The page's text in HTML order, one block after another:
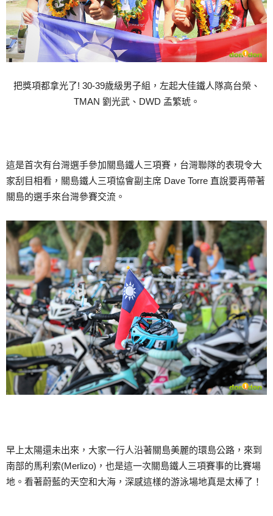
把獎項都拿光了! 30-39歲級男子組，左起大佳鐵人隊高台榮、
TMAN 劉光武、DWD 孟繁琥。
這是首次有台灣選手參加關島鐵人三項賽，台灣聯隊的表現令大
家刮目相看，關島鐵人三項協會副主席 Dave Torre 直說要再帶著
關島的選手來台灣參賽交流。
早上太陽還未出來，大家一行人沿著關島美麗的環島公路，來到
南部的馬利索(Merlizo)，也是這一次關島鐵人三項賽事的比賽場
地。看著蔚藍的天空和大海，深感這樣的游泳場地真是太棒了！